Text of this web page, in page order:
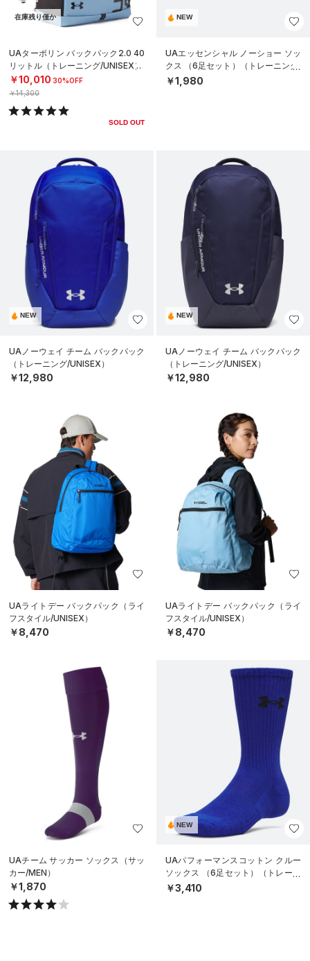
在庫残り僅か
UAターポリン バックパック2.0 40
リットル（トレーニング/UNISEX）
￥10,010 30%OFF
￥14,300
SOLD OUT
NEW
UAエッセンシャル ノーショー ソッ
クス （6足セット）（トレーニング/
KIDS）
￥1,980
NEW
UAノーウェイ チーム バックパック
（トレーニング/UNISEX）
￥12,980
NEW
UAノーウェイ チーム バックパック
（トレーニング/UNISEX）
￥12,980
UAライトデー バックパック（ライ
フスタイル/UNISEX）
￥8,470
UAライトデー バックパック（ライ
フスタイル/UNISEX）
￥8,470
UAチーム サッカー ソックス（サッ
カー/MEN）
￥1,870
NEW
UAパフォーマンスコットン クルー
ソックス （6足セット）（トレーニ
ング/UNISEX）
￥3,410